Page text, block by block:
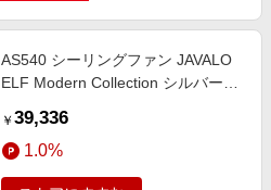
AS540 シーリングファン JAVALO
ELF Modern Collection シルバー
￥ 39,336
1.0%